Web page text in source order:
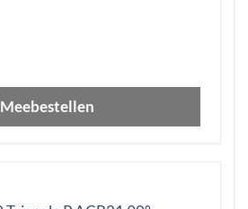
Meebestellen